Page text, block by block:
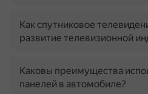
Как спутниковое
развитие телевизионной
Каковы преимущества
панелей в автомобиле?